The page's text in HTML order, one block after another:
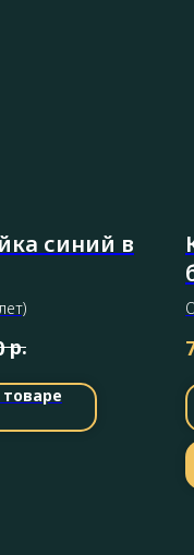
синий в
р.